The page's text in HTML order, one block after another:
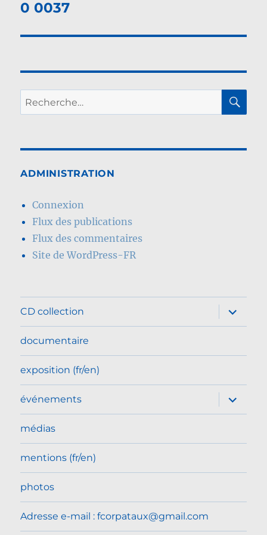
0 0037
Recherche
pour :
ADMINISTRATION
Connexion
Flux des publications
Flux des commentaires
Site de WordPress-FR
CD collection
ouvrir
le
sous-
documentaire
exposition (fr/en)
événements
ouvrir
le
sous-
médias
mentions (fr/en)
photos
Adresse e-mail : fcorpataux@gmail.com